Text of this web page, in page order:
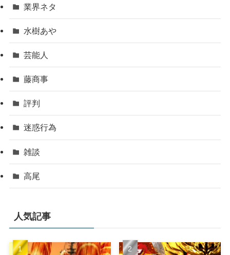
業界ネタ
水樹あや
芸能人
藤商事
評判
迷惑行為
雑談
高尾
人気記事